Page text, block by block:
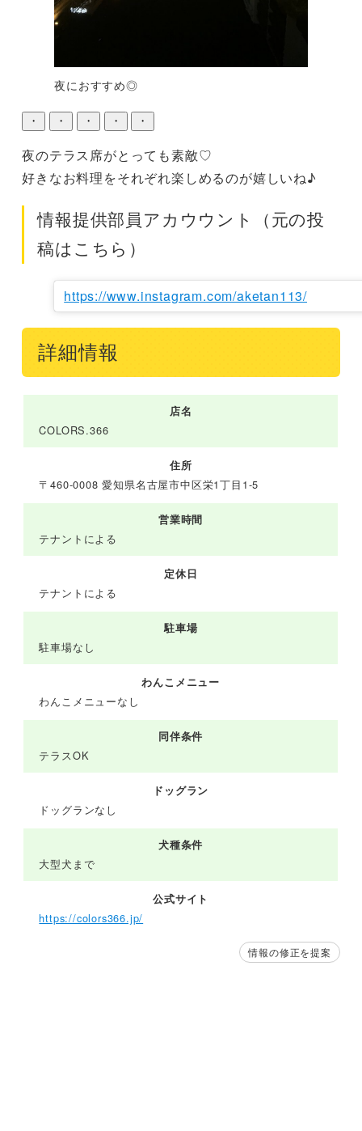
夜におすすめ◎
・ ・ ・ ・ ・
夜のテラス席がとっても素敵♡
好きなお料理をそれぞれ楽しめるのが嬉しいね♪
情報提供部員アカウウント（元の投
稿はこちら）
https://www.instagram.com/aketan113/
詳細情報
店名
COLORS.366
住所
〒460-0008 愛知県名古屋市中区栄1丁目1-5
営業時間
テナントによる
定休日
テナントによる
駐車場
駐車場なし
わんこメニュー
わんこメニューなし
同伴条件
テラスOK
ドッグラン
ドッグランなし
犬種条件
大型犬まで
公式サイト
https://colors366.jp/
情報の修正を提案